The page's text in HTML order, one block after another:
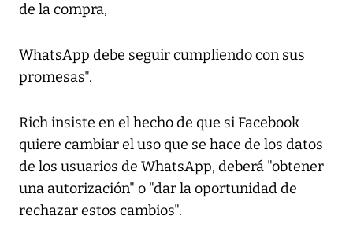
de la compra,
WhatsApp debe seguir cumpliendo con sus
promesas".
Rich insiste en el hecho de que si Facebook
quiere cambiar el uso que se hace de los datos
de los usuarios de WhatsApp, deberá "obtener
una autorización" o "dar la oportunidad de
rechazar estos cambios".